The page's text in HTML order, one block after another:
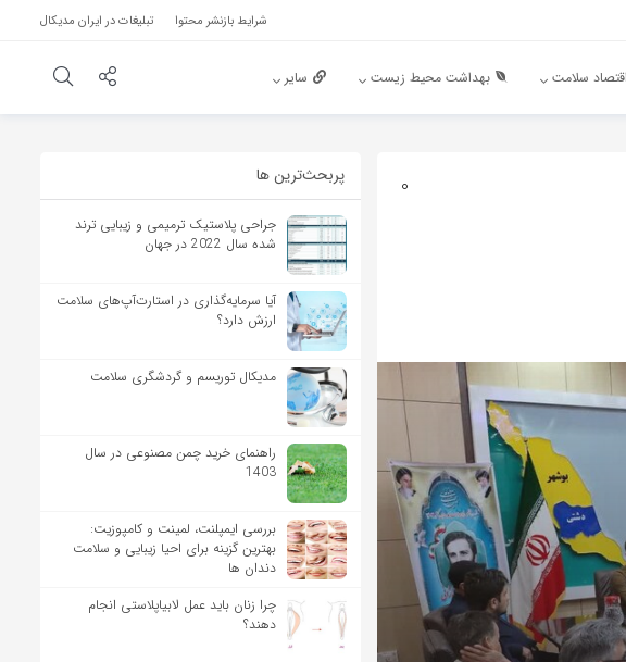
شرایط بازنشر محتوا تبلیغات در ایران مدیکال
اقتصاد سلامت بهداشت محیط زیست سایر
0 پربحث‌‌ترین ها
جراحی پلاستیک ترمیمی و زیبایی ترند
شده سال 2022 در جهان
آیا سرمایه‌گذاری در استارت‌آپ‌های سلامت
ارزش دارد؟
مدیکال توریسم و گردشگری سلامت
راهنمای خرید چمن مصنوعی در سال
1403
بررسی ایمپلنت، لمینت و کامپوزیت:
بهترین گزینه برای احیا زیبایی و سلامت
دندان ها
چرا زنان باید عمل لابیاپلاستی انجام
دهند؟